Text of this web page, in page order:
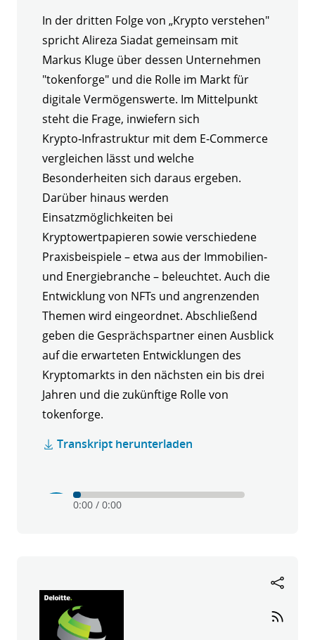
In der dritten Folge von „Krypto verstehen"
spricht Alireza Siadat gemeinsam mit
Markus Kluge über dessen Unternehmen
"tokenforge" und die Rolle im Markt für
digitale Vermögenswerte. Im Mittelpunkt
steht die Frage, inwiefern sich
Krypto‑Infrastruktur mit dem E‑Commerce
vergleichen lässt und welche
Besonderheiten sich daraus ergeben.
Darüber hinaus werden
Einsatzmöglichkeiten bei
Kryptowertpapieren sowie verschiedene
Praxisbeispiele – etwa aus der Immobilien‑
und Energiebranche – beleuchtet. Auch die
Entwicklung von NFTs und angrenzenden
Themen wird eingeordnet. Abschließend
geben die Gesprächspartner einen Ausblick
auf die erwarteten Entwicklungen des
Kryptomarkts in den nächsten ein bis drei
Jahren und die zukünftige Rolle von
tokenforge.
Transkript herunterladen
0:00 / 0:00